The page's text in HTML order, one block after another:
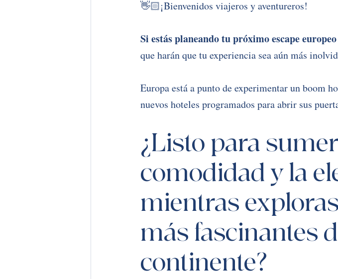
👋🏻¡Bienvenidos viajeros y aventureros!
Si estás planeando tu próximo escape europeo
que harán que tu experiencia sea aún más
Europa está a punto de experimentar un boom
nuevos hoteles programados para abrir sus
¿Listo para
comodidad y la
mientras
más fascinantes
continente?